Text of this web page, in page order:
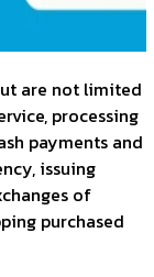
are not limited
processing
payments and
issuing
of
purchased